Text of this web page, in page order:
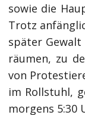
sowie die
Trotz
später
räumen, zu
von
im Rollstuhl,
morgens 5:30